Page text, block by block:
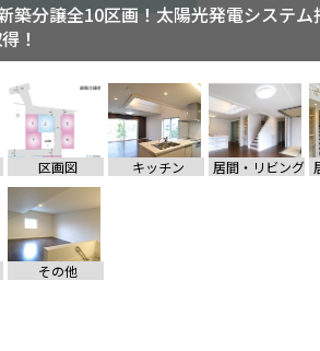
築分譲全10区画！太陽光発電システ
！
区画図 キッチン 居間・リビング
その他